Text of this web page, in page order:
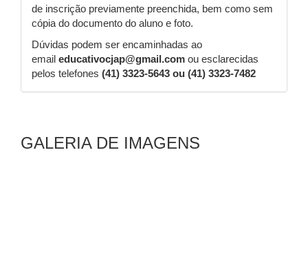
de inscrição previamente preenchida, bem como sem
cópia do documento do aluno e foto.
Dúvidas podem ser encaminhadas ao
email educativocjap@gmail.com ou esclarecidas
pelos telefones (41) 3323-5643 ou (41) 3323-7482
GALERIA DE IMAGENS